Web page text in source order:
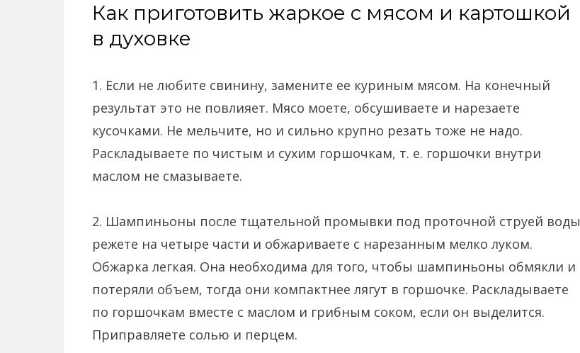
Как приготовить жаркое с мясом и картошкой
в духовке
1. Если не любите свинину, замените ее куриным мясом. На конечный
результат это не повлияет. Мясо моете, обсушиваете и нарезаете
кусочками. Не мельчите, но и сильно крупно резать тоже не надо.
Раскладываете по чистым и сухим горшочкам, т. е. горшочки внутри
маслом не смазываете.
2. Шампиньоны после тщательной промывки под проточной струей воды
режете на четыре части и обжариваете с нарезанным мелко луком.
Обжарка легкая. Она необходима для того, чтобы шампиньоны обмякли и
потеряли объем, тогда они компактнее лягут в горшочке. Раскладываете
по горшочкам вместе с маслом и грибным соком, если он выделится.
Приправляете солью и перцем.